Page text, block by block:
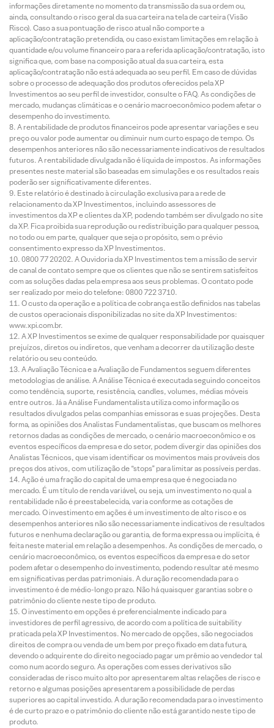
informações diretamente no momento da transmissão da sua ordem ou,
ainda, consultando o risco geral da sua carteira na tela de carteira (Visão
Risco). Caso a sua pontuação de risco atual não comporte a
aplicação/contratação pretendida, ou caso existam limitações em relação à
quantidade e/ou volume financeiro para a referida aplicação/contratação, isto
significa que, com base na composição atual da sua carteira, esta
aplicação/contratação não está adequada ao seu perfil. Em caso de dúvidas
sobre o processo de adequação dos produtos oferecidos pela XP
Investimentos ao seu perfil de investidor, consulte o FAQ. As condições de
mercado, mudanças climáticas e o cenário macroeconômico podem afetar o
desempenho do investimento.
A rentabilidade de produtos financeiros pode apresentar variações e seu
preço ou valor pode aumentar ou diminuir num curto espaço de tempo. Os
desempenhos anteriores não são necessariamente indicativos de resultados
futuros. A rentabilidade divulgada não é líquida de impostos. As informações
presentes neste material são baseadas em simulações e os resultados reais
poderão ser significativamente diferentes.
Este relatório é destinado à circulação exclusiva para a rede de
relacionamento da XP Investimentos, incluindo assessores de
investimentos da XP e clientes da XP, podendo também ser divulgado no site
da XP. Fica proibida sua reprodução ou redistribuição para qualquer pessoa,
no todo ou em parte, qualquer que seja o propósito, sem o prévio
consentimento expresso da XP Investimentos.
0800 77 20202. A Ouvidoria da XP Investimentos tem a missão de servir
de canal de contato sempre que os clientes que não se sentirem satisfeitos
com as soluções dadas pela empresa aos seus problemas. O contato pode
ser realizado por meio do telefone: 0800 722 3710.
O custo da operação e a política de cobrança estão definidos nas tabelas
de custos operacionais disponibilizadas no site da XP Investimentos:
www.xpi.com.br.
A XP Investimentos se exime de qualquer responsabilidade por quaisquer
prejuízos, diretos ou indiretos, que venham a decorrer da utilização deste
relatório ou seu conteúdo.
A Avaliação Técnica e a Avaliação de Fundamentos seguem diferentes
metodologias de análise. A Análise Técnica é executada seguindo conceitos
como tendência, suporte, resistência, candles, volumes, médias móveis
entre outros. Já a Análise Fundamentalista utiliza como informação os
resultados divulgados pelas companhias emissoras e suas projeções. Desta
forma, as opiniões dos Analistas Fundamentalistas, que buscam os melhores
retornos dadas as condições de mercado, o cenário macroeconômico e os
eventos específicos da empresa e do setor, podem divergir das opiniões dos
Analistas Técnicos, que visam identificar os movimentos mais prováveis dos
preços dos ativos, com utilização de “stops” para limitar as possíveis perdas.
Ação é uma fração do capital de uma empresa que é negociada no
mercado. É um título de renda variável, ou seja, um investimento no qual a
rentabilidade não é preestabelecida, varia conforme as cotações de
mercado. O investimento em ações é um investimento de alto risco e os
desempenhos anteriores não são necessariamente indicativos de resultados
futuros e nenhuma declaração ou garantia, de forma expressa ou implícita, é
feita neste material em relação a desempenhos. As condições de mercado, o
cenário macroeconômico, os eventos específicos da empresa e do setor
podem afetar o desempenho do investimento, podendo resultar até mesmo
em significativas perdas patrimoniais. A duração recomendada para o
investimento é de médio-longo prazo. Não há quaisquer garantias sobre o
patrimônio do cliente neste tipo de produto.
O investimento em opções é preferencialmente indicado para
investidores de perfil agressivo, de acordo com a política de suitability
praticada pela XP Investimentos. No mercado de opções, são negociados
direitos de compra ou venda de um bem por preço fixado em data futura,
devendo o adquirente do direito negociado pagar um prêmio ao vendedor tal
como num acordo seguro. As operações com esses derivativos são
consideradas de risco muito alto por apresentarem altas relações de risco e
retorno e algumas posições apresentarem a possibilidade de perdas
superiores ao capital investido. A duração recomendada para o investimento
é de curto prazo e o patrimônio do cliente não está garantido neste tipo de
produto.